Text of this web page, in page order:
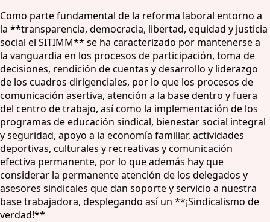
Como parte fundamental de la reforma laboral entorno a
la **transparencia, democracia, libertad, equidad y justicia
social el SITIMM** se ha caracterizado por mantenerse a
la vanguardia en los procesos de participación, toma de
decisiones, rendición de cuentas y desarrollo y liderazgo
de los cuadros dirigenciales, por lo que los procesos de
comunicación asertiva, atención a la base dentro y fuera
del centro de trabajo, así como la implementación de los
programas de educación sindical, bienestar social integral
y seguridad, apoyo a la economía familiar, actividades
deportivas, culturales y recreativas y comunicación
efectiva permanente, por lo que además hay que
considerar la permanente atención de los delegados y
asesores sindicales que dan soporte y servicio a nuestra
base trabajadora, desplegando así un **¡Sindicalismo de
verdad!**